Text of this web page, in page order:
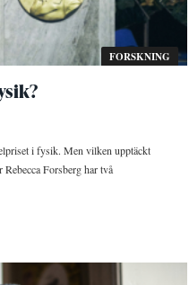
FORSKNING
i fysik. Men vilken upptäckt
Forsberg har två